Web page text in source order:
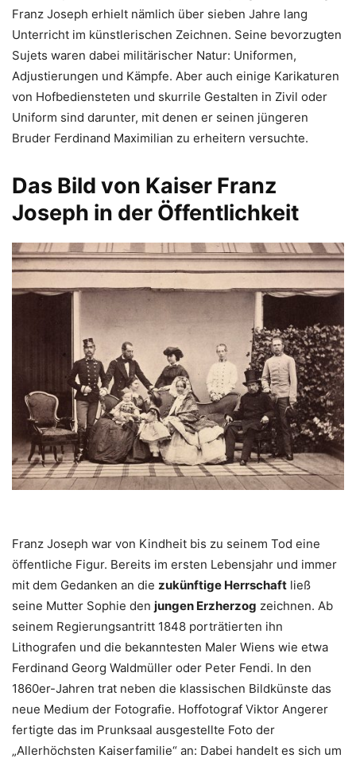
Franz Joseph erhielt nämlich über sieben Jahre lang
Unterricht im künstlerischen Zeichnen. Seine bevorzugten
Sujets waren dabei militärischer Natur: Uniformen,
Adjustierungen und Kämpfe. Aber auch einige Karikaturen
von Hofbediensteten und skurrile Gestalten in Zivil oder
Uniform sind darunter, mit denen er seinen jüngeren
Bruder Ferdinand Maximilian zu erheitern versuchte.
Das Bild von Kaiser Franz
Joseph in der Öffentlichkeit
Franz Joseph war von Kindheit bis zu seinem Tod eine
öffentliche Figur. Bereits im ersten Lebensjahr und immer
mit dem Gedanken an die zukünftige Herrschaft ließ
seine Mutter Sophie den jungen Erzherzog zeichnen. Ab
seinem Regierungsantritt 1848 porträtierten ihn
Lithografen und die bekanntesten Maler Wiens wie etwa
Ferdinand Georg Waldmüller oder Peter Fendi. In den
1860er-Jahren trat neben die klassischen Bildkünste das
neue Medium der Fotografie. Hoffotograf Viktor Angerer
fertigte das im Prunksaal ausgestellte Foto der
„Allerhöchsten Kaiserfamilie“ an: Dabei handelt es sich um